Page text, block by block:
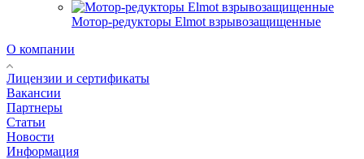
Мотор-редукторы Elmot взрывозащищенные
О компании
Лицензии и сертификаты
Вакансии
Партнеры
Статьи
Новости
Информация